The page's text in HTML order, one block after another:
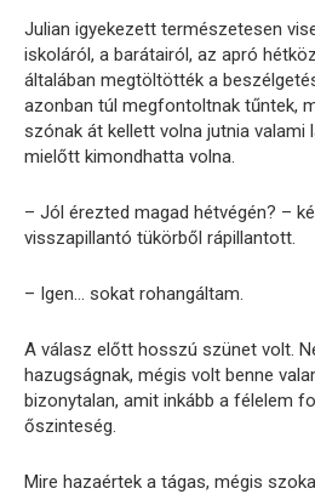
Julian igyekezett természetesen
iskoláról, a barátairól, az apró
általában megtöltötték a
azonban túl megfontoltnak tűntek,
szónak át kellett volna jutnia valami
mielőtt kimondhatta volna.
– Jól érezted magad hétvégén? –
visszapillantó tükörből rápillantott.
– Igen… sokat rohangáltam.
A válasz előtt hosszú szünet volt.
hazugságnak, mégis volt benne
bizonytalan, amit inkább a félelem
őszinteség.
Mire hazaértek a tágas, mégis